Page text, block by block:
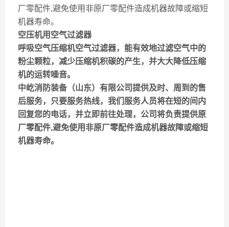
厂零配件,避免使用非原厂零配件造成机器故障或缩短
机器寿命。
空压机用空气过滤器
呼吸空气压缩机空气过滤器，能有效地过滤空气中的
粉尘颗粒，减少压缩机积碳的产生，并大大降低压缩
机的运转噪音。
中屹消防装备（山东）有限公司提供及时、周到的售
后服务，只要服务热线，我们服务人员将在短的间内
回复您的电话，并立即前往处理，公司将负责提供原
厂零配件,避免使用非原厂零配件造成机器故障或缩短
机器寿命。